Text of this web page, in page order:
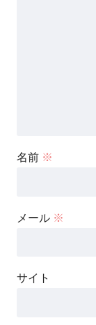
名前 ※
メール ※
サイト